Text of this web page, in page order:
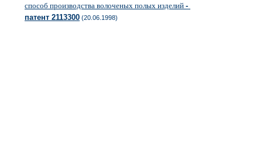
способ производства волоченых полых изделий -
патент 2113300 (20.06.1998)